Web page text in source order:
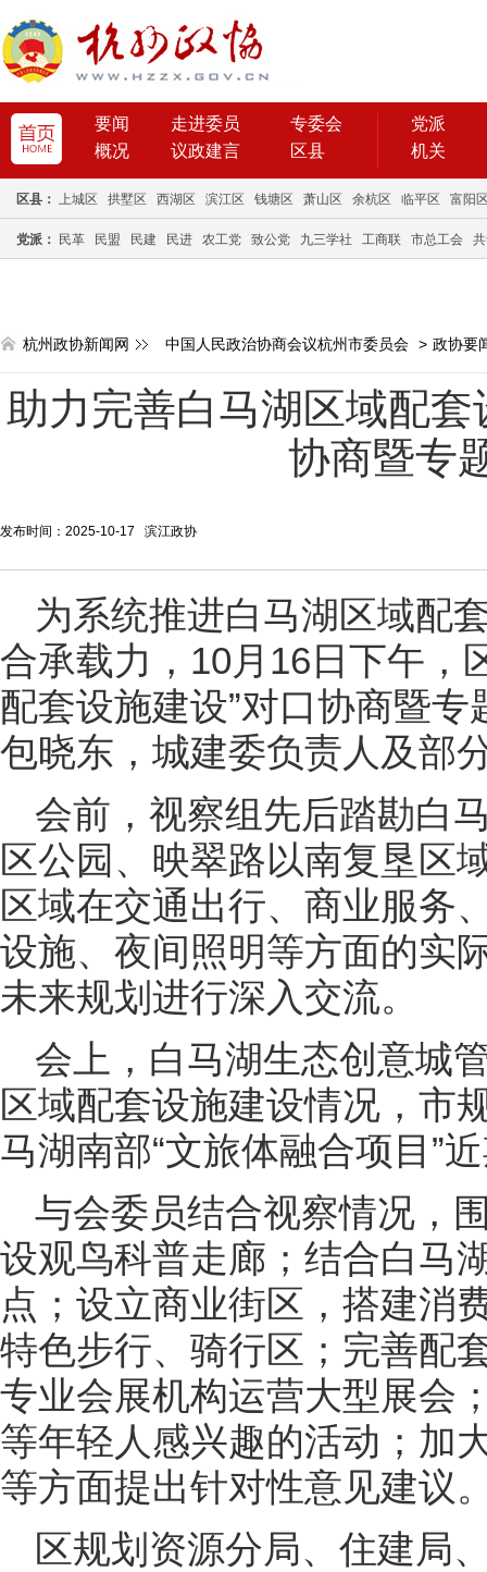
要闻 走进委员
专委会
概况
议政建言 区县
党派
机关
区县： 上城区 拱墅区 西湖区 滨江区 钱塘区 萧山区 余杭区 临平区 富阳
党派： 民革 民盟 民建 民进 农工党 致公党 九三学社 工商联 市总工会
杭州政协新闻网 中国人民政治协商会议杭州市委员会 > 政协要
助力完善白马湖区域配
协商暨专
发布时间：2025-10-17 滨江政协
为系统推进白马湖区域配
合承载力，10月16日下午，
配套设施建设”对口协商暨
包晓东，城建委负责人及部
会前，视察组先后踏勘白
区公园、映翠路以南复垦区
区域在交通出行、商业服务
设施、夜间照明等方面的实
未来规划进行深入交流。
会上，白马湖生态创意城
区域配套设施建设情况，市
马湖南部“文旅体融合项目”
与会委员结合视察情况，
设观鸟科普走廊；结合白马
点；设立商业街区，搭建消
特色步行、骑行区；完善配
专业会展机构运营大型展会
等年轻人感兴趣的活动；加
等方面提出针对性意见建议
区规划资源分局、住建局